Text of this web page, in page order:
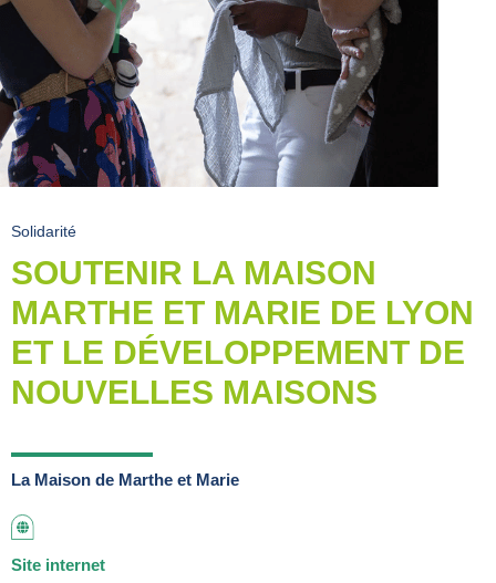
Solidarité
SOUTENIR LA MAISON
MARTHE ET MARIE DE LYON
ET LE DÉVELOPPEMENT DE
NOUVELLES MAISONS
La Maison de Marthe et Marie
Site internet